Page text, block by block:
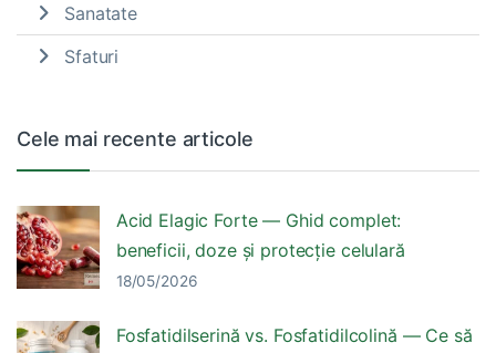
Sanatate
Sfaturi
Cele mai recente articole
Acid Elagic Forte — Ghid complet:
beneficii, doze și protecție celulară
18/05/2026
Fosfatidilserină vs. Fosfatidilcolină — Ce să